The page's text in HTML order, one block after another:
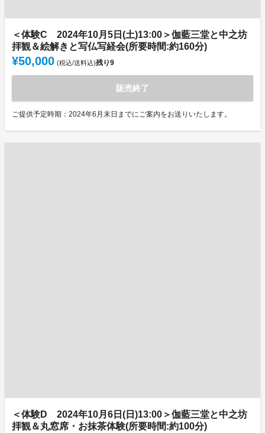
＜体験C 2024年10月5日(土)13:00＞伽藍三堂と中之坊
拝観＆絵解きと写仏写経会(所要時間:約160分)
¥50,000 (税込/送料込)残り9
販売終了
ご提供予定時期：2024年6月末日までにご案内をお送りいたします。
＜体験D 2024年10月6日(日)13:00＞伽藍三堂と中之坊
拝観＆丸窓席・お抹茶体験(所要時間:約100分)